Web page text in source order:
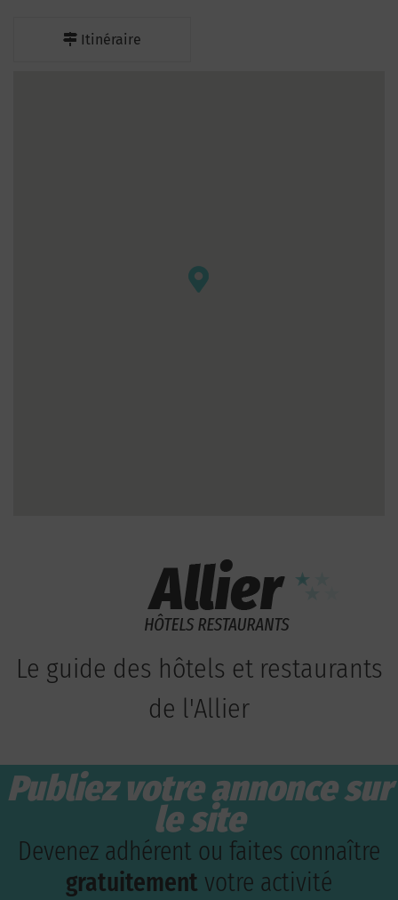
Itinéraire
Le guide des hôtels et restaurants
de l'Allier
Publiez votre annonce sur
le site
Devenez adhérent ou faites connaître
gratuitement votre activité